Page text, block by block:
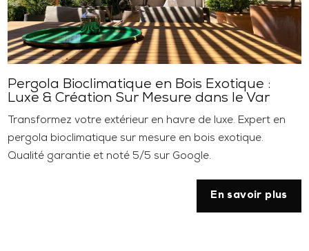
Pergola Bioclimatique en Bois Exotique :
Luxe & Création Sur Mesure dans le Var
Transformez votre extérieur en havre de luxe. Expert en
pergola bioclimatique sur mesure en bois exotique.
Qualité garantie et noté 5/5 sur Google.
En savoir plus